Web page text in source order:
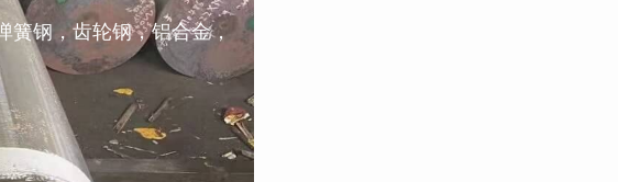
簧钢，齿轮钢，铝合金，